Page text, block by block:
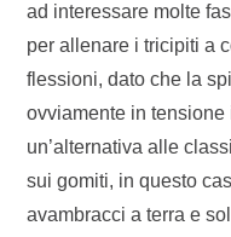
ad interessare molte
per allenare i tricipiti a
flessioni, dato che la
ovviamente in
un’alternativa alle
sui gomiti, in questo
avambracci a terra e